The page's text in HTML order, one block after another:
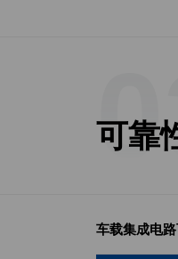
可靠
车载集成电